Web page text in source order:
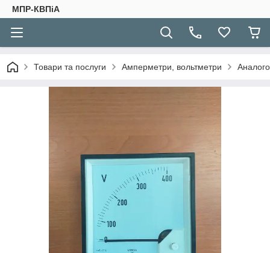
МПР-КВПіА
Товари та послуги Амперметри, вольтметри